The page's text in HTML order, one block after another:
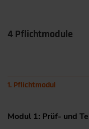
4 Pflichtmodule
1. Pflichtmodul
Modul 1: Prüf- und